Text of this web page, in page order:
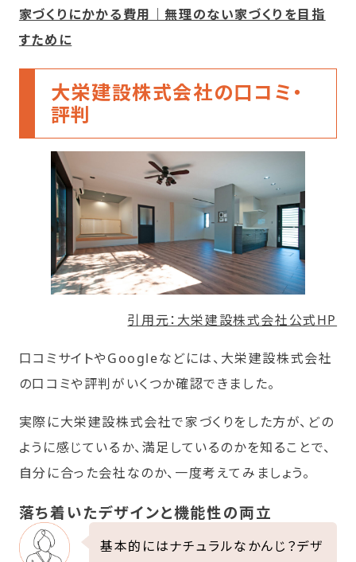
家づくりにかかる費用｜無理のない家づくりを目指
すために
大栄建設株式会社の口コミ・
評判
引用元：大栄建設株式会社公式HP
口コミサイトやGoogleなどには、大栄建設株式会社
の口コミや評判がいくつか確認できました。
実際に大栄建設株式会社で家づくりをした方が、どの
ように感じているか、満足しているのかを知ることで、
自分に合った会社なのか、一度考えてみましょう。
落ち着いたデザインと機能性の両立
基本的にはナチュラルなかんじ？デザ